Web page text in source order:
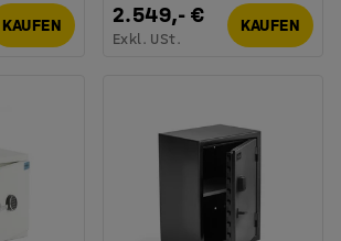
KAUFEN 2.549,- €
Exkl. USt.
KAUFEN